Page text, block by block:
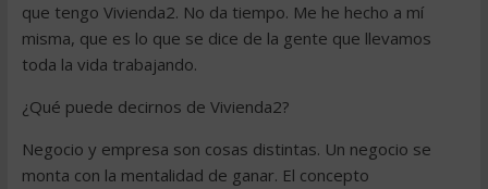
que tengo Vivienda2. No da tiempo. Me he hecho a mí
misma, que es lo que se dice de la gente que llevamos
toda la vida trabajando.
¿Qué puede decirnos de Vivienda2?
Negocio y empresa son cosas distintas. Un negocio se
monta con la mentalidad de ganar. El concepto